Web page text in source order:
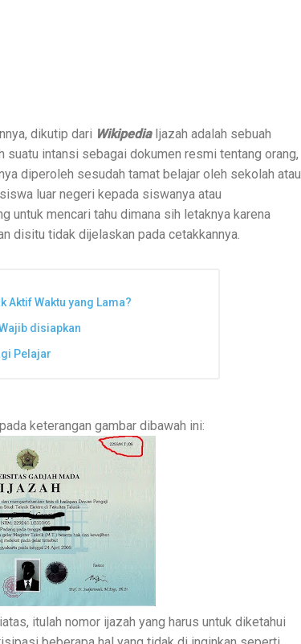
dikutip dari WikipediaIjazah adalah sebuah
intansi sebagai dokumen resmi tentang orang,
diperoleh sesudah tamat belajar oleh sekolah atau
luar negeri kepada siswanya atau
untuk mencari tahu dimana sih letaknya karena
disitu tidak dijelaskan pada cetakkannya.
Aktif Waktu yang Lama?
disiapkan
Pelajar
keterangan gambar dibawah ini:
itulah nomor ijazah yang harus untuk diketahui